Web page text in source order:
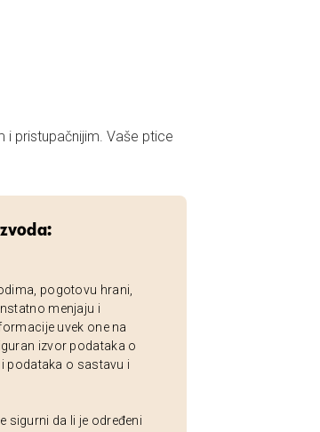
i pristupačnijim. Vaše ptice
pogotovu hrani,
menjaju i
uvek one na
izvor podataka o
podataka o sastavu i
sigurni da li je određeni